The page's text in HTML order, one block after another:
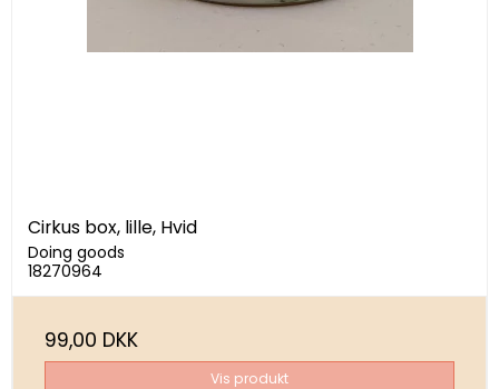
Cirkus box, lille, Hvid
Doing goods
18270964
99,00 DKK
Vis produkt